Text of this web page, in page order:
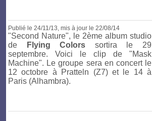
Publié le 24/11/13, mis à jour le 22/08/14
"Second Nature", le 2ème album studio
de
Flying Colors sortira le 29
septembre. Voici le clip de "Mask
Machine". Le groupe sera en concert le
12 octobre à Pratteln (Z7) et le 14 à
Paris (Alhambra).